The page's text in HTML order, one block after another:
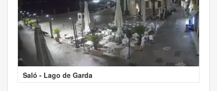
Saló - Lago de Garda